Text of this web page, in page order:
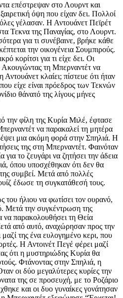
επέστρεψαν στο Λουρντ και
όψη που είχαν δει. Πολλοί
γέλασαν. Η Αντουάνετ Πεϊρέτ
Τεκνα της Παναγίας, στο Λουρντ.
για τι συνέβαινε, βρήκε κάθε
την οικογένεια Σουμπιρούς.
κορίτσι για τι είχε δει. Οι
Ακουγώντας τη Μπερναντέτ να
κλαίει; πίστευε ότι ήταν
είχε είναι πρόεδρος των Τεκνών
θάνατό της λίγους μήνες
την φίλη της Κυρία Μιλέ, έφτασε
να παρακαλεί τη μητέρα
μια ακόμη φορά στην Σπηλιά. Η
της στη Μπερναντέτ. Φαινόταν
για το ζευγάρι να ζητήσει την άδεια
όπου υποσχέθηκαν ότι δεν θα
συμβεί. Μετά από πολλές
έδωσε τη συγκατάθεσή τους.
του ήλιου να φωτίσει τον ουρανό,
Μετά την συγκέντρωση της
να παρακολουθήσει τη Θεία
από αυτό, αναχώρησαν προς την
της ένα ευλογημένο κερι, που
Η Αντοινέτ Πεγέ φέρει μαζί
ότι η μυστηριώδης Κυρία θα
Φτάνοντας στην Σπηλιά, η
οι δύο μεγαλύτερες κυρίες την
της σε προσευχή, με το Ροζάριο
και οι δυο γυναίκες γονάτησαν